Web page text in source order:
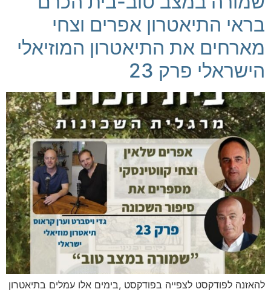
בראי התיאטרון אפרים וצחי
מארחים את התיאטרון המוזיאלי
הישראלי פרק 23
להאזנה לפודקסט לצפייה בפודקסט ,בימים אלו עמלים בתיאטרון